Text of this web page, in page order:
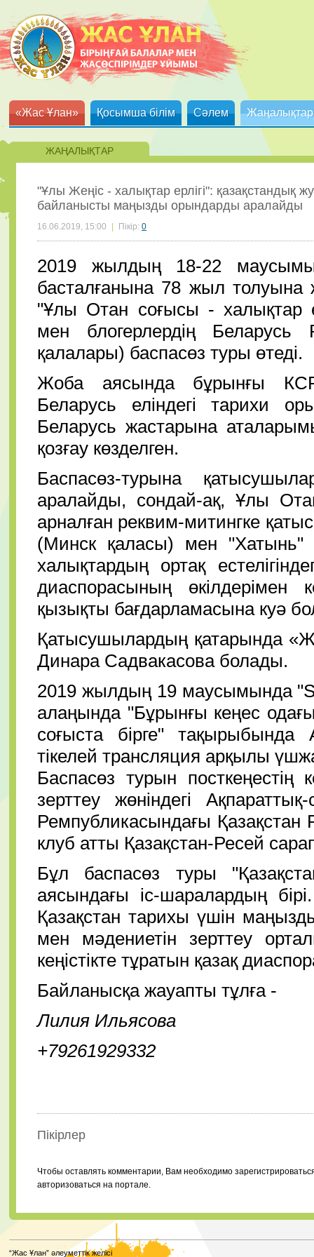
«Жас Ұлан» Қосымша білім Сәлем Жаңалықтар
ЖАҢАЛЫҚТАР
"Ұлы Жеңіс - халықтар ерлігі":
байланысты маңызды орындарды аралайды
16.06.2019, 15:00 Пікір: 0
2019 жылдың 18-22
басталғанына 78 жыл толуына
"Ұлы Отан соғысы - халықтар
мен блогерлердің
қалалары) баспасөз туры өтеді.
Жоба аясында бұрынғы
Беларусь еліндегі тарихи
Беларусь жастарына
қозғау көзделген.
Баспасөз-турына
аралайды, сондай-ақ, Ұлы
арналған реквим-митингке
(Минск қаласы) мен "Хатынь"
халықтардың ортақ
диаспорасының өкілдерімен
қызықты бағдарламасына куə
Қатысушылардың
Динара Садвакасова болады.
2019 жылдың 19 маусымында
алаңында "Бұрынғы кеңес
соғыста бірге"
тікелей трансляция арқылы
Баспасөз турын посткеңестің
зерттеу жөніндегі
Ремпубликасындағы Қазақстан
клуб атты Қазақстан-Ресей
Бұл баспасөз туры
аясындағы іс-шаралардың
Қазақстан тарихы үшін
мен мəдениетін зерттеу
кеңістікте тұратын қазақ
Байланысқа жауапты тұлға -
Лил­ия Ильясова
+79261929332
Пікірлер
Чтобы оставлять комментарии, Вам необходимо
авторизоваться на портале.
“Жас Ұлан” әлеуметтік желісі